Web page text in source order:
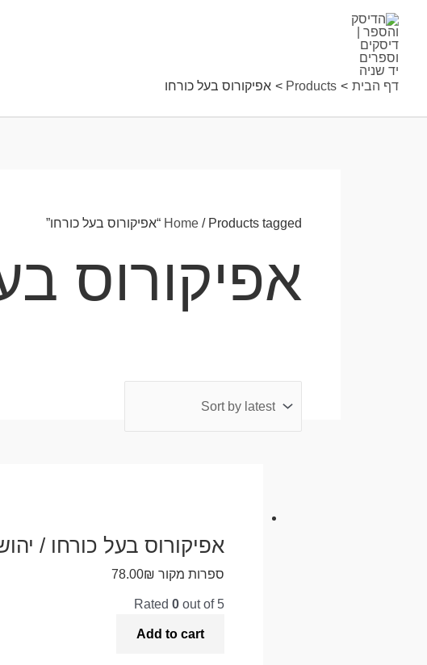
דף הבית Products אפיקורוס בעל כורחו
Home / Products tagged “אפיקורוס בעל כורחו”
אפיקורוס
אפיקורוס בעל כורחו /
ספרות מקור 78.00₪
Rated 0 out of 5
Add to cart